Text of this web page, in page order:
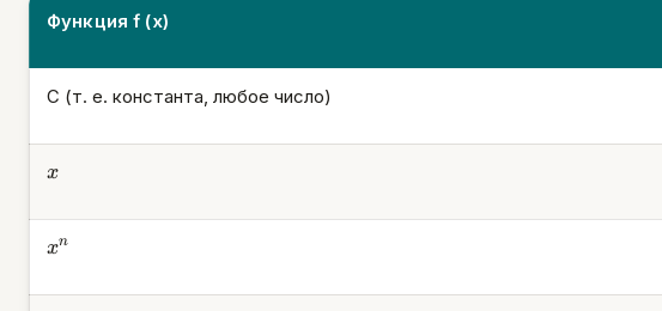
Функция f (x)
С (т. е. константа, любое число)
x
x
x^n
xn